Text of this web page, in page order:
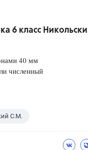
6 класс
40 мм
численный
С.М.